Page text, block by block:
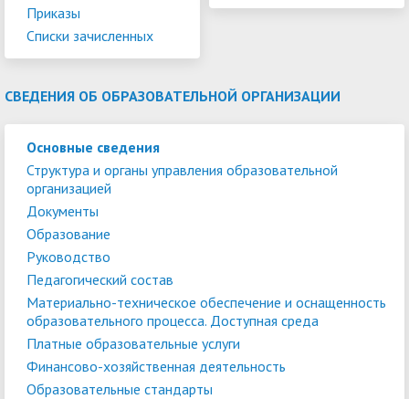
Приказы
Списки зачисленных
СВЕДЕНИЯ ОБ ОБРАЗОВАТЕЛЬНОЙ ОРГАНИЗАЦИИ
Основные сведения
Структура и органы управления образовательной
организацией
Документы
Образование
Руководство
Педагогический состав
Материально-техническое обеспечение и оснащенность
образовательного процесса. Доступная среда
Платные образовательные услуги
Финансово-хозяйственная деятельность
Образовательные стандарты